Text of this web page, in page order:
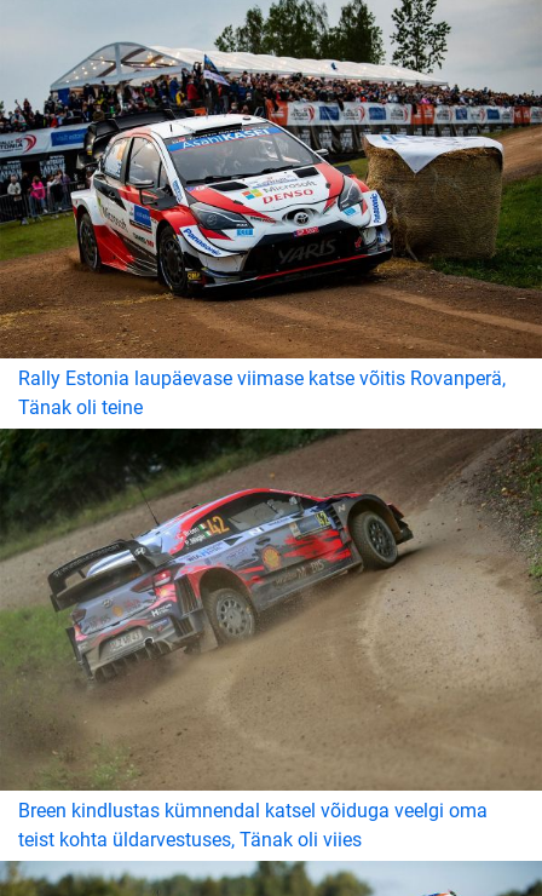
Rally Estonia laupäevase viimase katse võitis Rovanperä,
Tänak oli teine
Breen kindlustas kümnendal katsel võiduga veelgi oma
teist kohta üldarvestuses, Tänak oli viies